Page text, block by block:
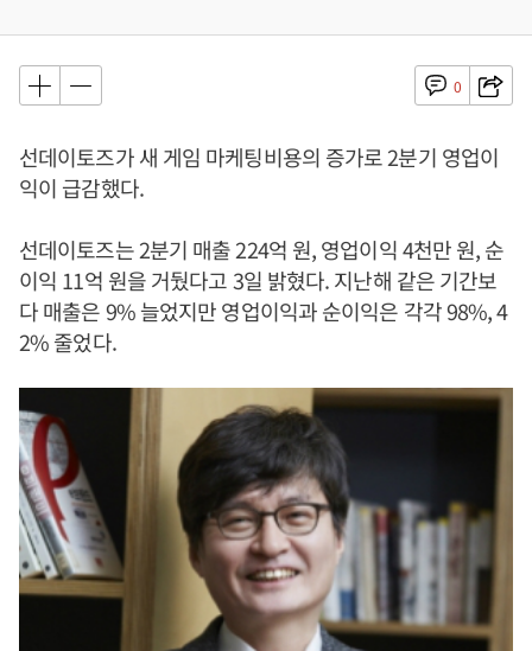
0
선데이토즈가 새 게임 마케팅비용의 증가로 2분기 영업이
익이 급감했다.
선데이토즈는 2분기 매출 224억 원, 영업이익 4천만 원, 순
이익 11억 원을 거뒀다고 3일 밝혔다. 지난해 같은 기간보
다 매출은 9% 늘었지만 영업이익과 순이익은 각각 98%, 4
2% 줄었다.